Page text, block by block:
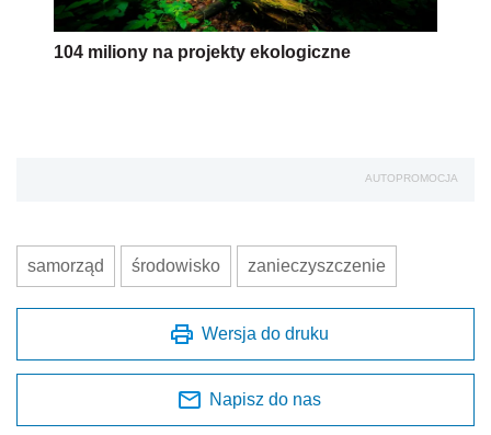
104 miliony na projekty ekologiczne
AUTOPROMOCJA
samorząd środowisko zanieczyszczenie
Wersja do druku
Napisz do nas